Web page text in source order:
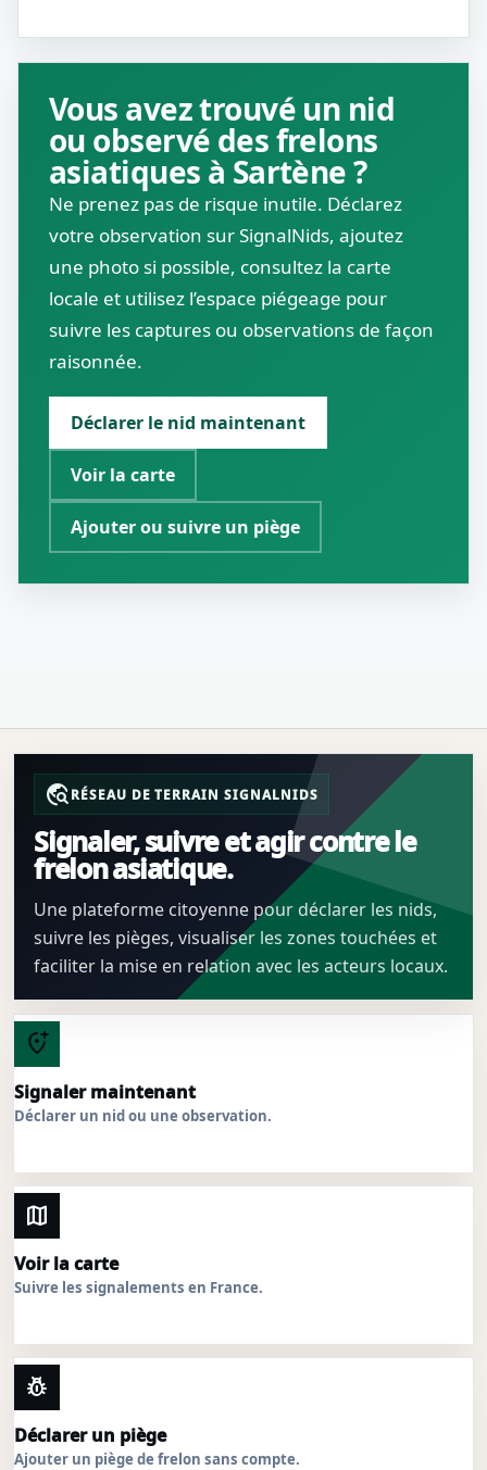
Vous avez trouvé un nid
ou observé des frelons
asiatiques à Sartène ?
Ne prenez pas de risque inutile. Déclarez
votre observation sur SignalNids, ajoutez
une photo si possible, consultez la carte
locale et utilisez l’espace piégeage pour
suivre les captures ou observations de façon
raisonnée.
Déclarer le nid maintenant
Voir la carte
Ajouter ou suivre un piège
travel_exploreRÉSEAU DE TERRAIN SIGNALNIDS
Signaler, suivre et agir contre le
frelon asiatique.
Une plateforme citoyenne pour déclarer les nids,
suivre les pièges, visualiser les zones touchées et
faciliter la mise en relation avec les acteurs locaux.
add_location_alt
Signaler maintenant
Déclarer un nid ou une observation.
map
Voir la carte
Suivre les signalements en France.
pest_control
Déclarer un piège
Ajouter un piège de frelon sans compte.